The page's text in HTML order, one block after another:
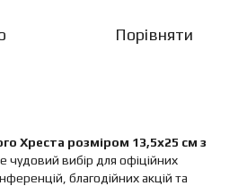
Порівняти
Хреста розміром 13,5х25 см з
чудовий вибір для офіційних
благодійних акцій та